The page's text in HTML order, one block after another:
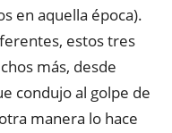
en aquella época).
estos tres
más, desde
condujo al golpe de
manera lo hace